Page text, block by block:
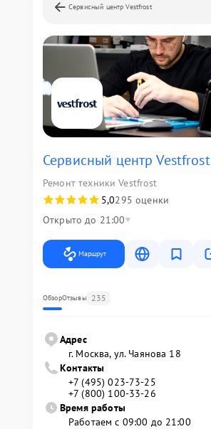
Сервисный центр Vestfrost
Сервисный центр Vestfrost
Ремонт техники Vestfrost
5,0295 оценки
Открыто до 21:00
Маршрут
ОбзорОтзывы 235
Адрес
г. Москва, ул. Чаянова 18
Контакты
+7 (495) 023-73-25
+7 (800) 100-33-26
Время работы
Работаем с 09:00 до 21:00